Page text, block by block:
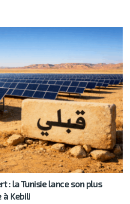
: la Tunisie lance son plus
à Kebili